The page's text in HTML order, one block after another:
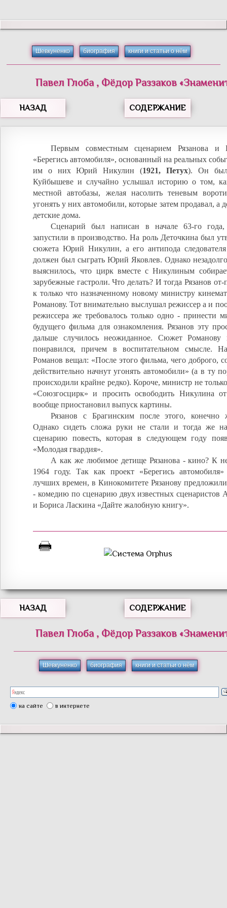
Шевкуненко биография книги и статьи о нём
Павел Глоба , Фёдор Раззаков«
НАЗАД СОДЕРЖАНИЕ
Первым совместным сценарием Рязанова и
«Берегись автомобиля», основанный на реальных
им о них Юрий Никулин (1921, Петух). Он был
Куйбышеве и случайно услышал историю о том,
местной автобазы, желая насолить теневым
угонять у них автомобили, которые затем продавал, а
детские дома.
Сценарий был написан в начале 63-го
запустили в производство. На роль Деточкина был
сюжета Юрий Никулин, а его антипода следователя
должен был сыграть Юрий Яковлев. Однако
выяснилось, что цирк вместе с Никулиным
зарубежные гастроли. Что делать? И тогда Рязанов
к только что назначенному новому министру
Романову. Тот внимательно выслушал режиссер а и
режиссера же требовалось только одно - принести
будущего фильма для ознакомления. Рязанов эту
дальше случилось неожиданное. Сюжет Романову
понравился, причем в воспитательном смысле.
Романов вещал: «После этого фильма, чего доброго,
действительно начнут угонять автомобили» (а в ту
происходили крайне редко). Короче, министр не
«Союзгосцирк» и просить освободить Никулина
вообще приостановил выпуск картины.
Рязанов с Брагинским после этого, конечно
Однако сидеть сложа руки не стали и тогда же
сценарию повесть, которая в следующем году
«Молодая гвардия».
А как же любимое детище Рязанова - кино? К
1964 году. Так как проект «Берегись
лучших времен, в Кинокомитете Рязанову предложили
- комедию по сценарию двух известных сценаристов
и Бориса Ласкина «Дайте жалобную книгу».
НАЗАД СОДЕРЖАНИЕ
Павел Глоба , Фёдор Раззаков«
Шевкуненко биография книги и статьи о нём
на сайте в интернете